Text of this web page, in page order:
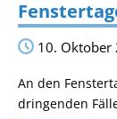
10. Oktober
An den
dringenden